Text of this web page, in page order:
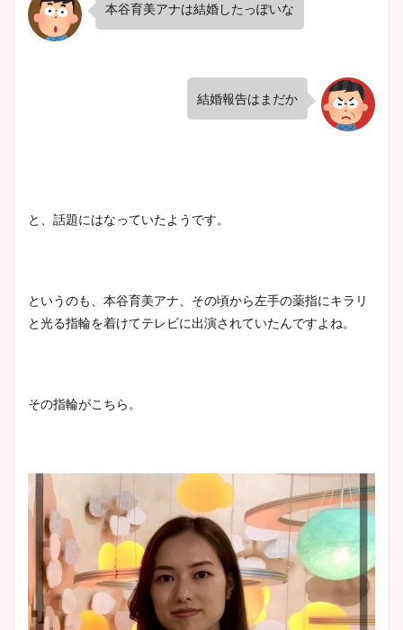
本谷育美アナは結婚したっぽいな
結婚報告はまだか
と、話題にはなっていたようです。
というのも、本谷育美アナ、その頃から左手の薬指にキラリ
と光る指輪を着けてテレビに出演されていたんですよね。
その指輪がこちら。